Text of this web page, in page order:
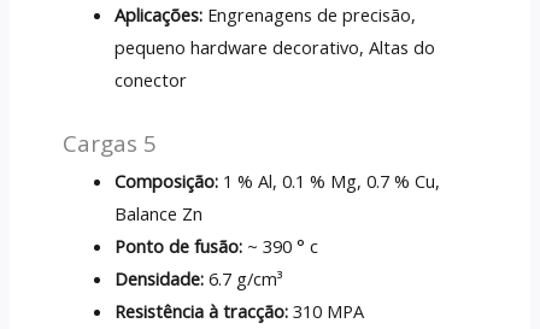
Aplicações: Engrenagens de precisão,
pequeno hardware decorativo, Altas do
conector
Cargas 5
Composição: 1 % Al, 0.1 % Mg, 0.7 % Cu,
Balance Zn
Ponto de fusão: ~ 390 ° c
Densidade: 6.7 g/cm³
Resistência à tracção: 310 MPA